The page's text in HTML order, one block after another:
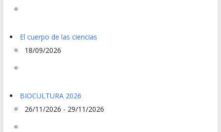
El cuerpo de las ciencias
18/09/2026
BIOCULTURA 2026
26/11/2026 - 29/11/2026